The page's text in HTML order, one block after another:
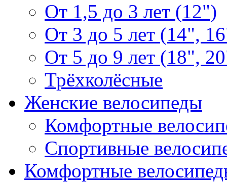
От 1,5 до 3 лет (12")
От 3 до 5 лет (14",
От 5 до 9 лет (18",
Трёхколёсные
Женские велосипеды
Комфортные
Спортивные
Комфортные